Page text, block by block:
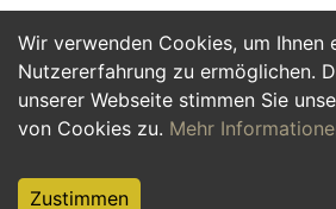
Wir verwenden Cookies, um Ihnen
Nutzererfahrung zu ermöglichen.
unserer Webseite stimmen Sie
von Cookies zu. Mehr
Zustimmen
Jetzt